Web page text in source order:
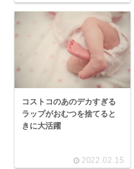
コストコのあのデカすぎる
ラップがおむつを捨てると
きに大活躍
2022.02.15